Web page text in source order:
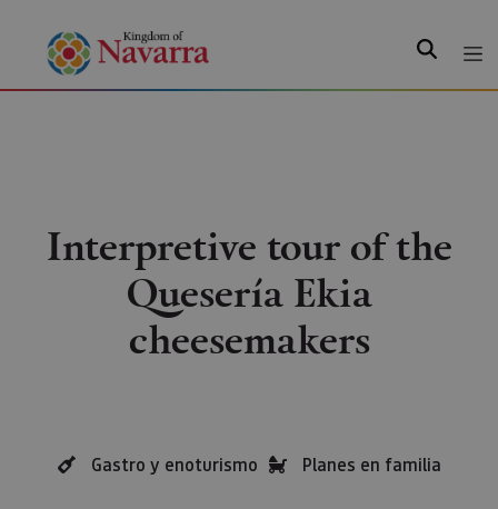
Search
Interpretive tour of the
Quesería Ekia
cheesemakers
Gastro y enoturismo Planes en familia